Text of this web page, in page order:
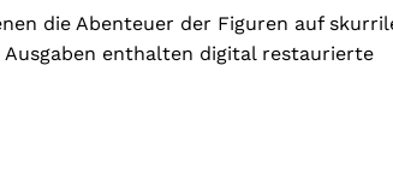
die Abenteuer der Figuren auf
enthalten digital restaurierte